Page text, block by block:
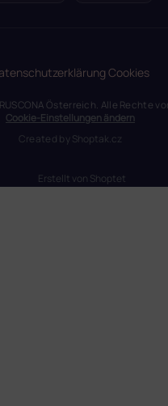
Cookies
Erstellt von Shoptet
RUSCONA Österreich. Alle Rechte
Cookie-Einstellungen ändern
Created byShoptak.cz